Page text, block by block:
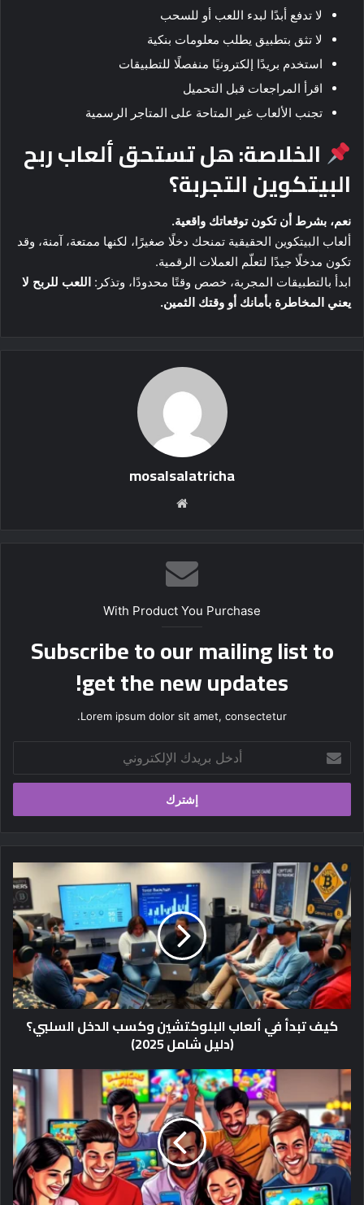
لا تدفع أبدًا لبدء اللعب أو للسحب
لا تثق بتطبيق يطلب معلومات بنكية
استخدم بريدًا إلكترونيًا منفصلًا للتطبيقات
اقرأ المراجعات قبل التحميل
تجنب الألعاب غير المتاحة على المتاجر الرسمية
الخلاصة: هل تستحق ألعاب ربح
البيتكوين التجربة؟
نعم، بشرط أن تكون توقعاتك واقعية.
ألعاب البيتكوين الحقيقية تمنحك دخلًا صغيرًا، لكنها ممتعة، آمنة، وقد
تكون مدخلًا جيدًا لتعلّم العملات الرقمية.
ابدأ بالتطبيقات المجربة، خصص وقتًا محدودًا، وتذكر: اللعب للربح لا
يعني المخاطرة بأمانك أو وقتك الثمين.
mosalsalatricha
With Product You Purchase
Subscribe to our mailing list to
get the new updates!
Lorem ipsum dolor sit amet, consectetur.
بريدك
الإلكتروني
كيف
تبدأ
في
ألعاب
البلوكتشين
وكسب
الدخل
السلبي؟
(دليل
شامل
كيف تبدأ في ألعاب البلوكتشين وكسب الدخل السلبي؟
(دليل شامل 2025)
أفضل
ألعاب
الـ
Play
to
Earn
المضمونة
للمبتدئين